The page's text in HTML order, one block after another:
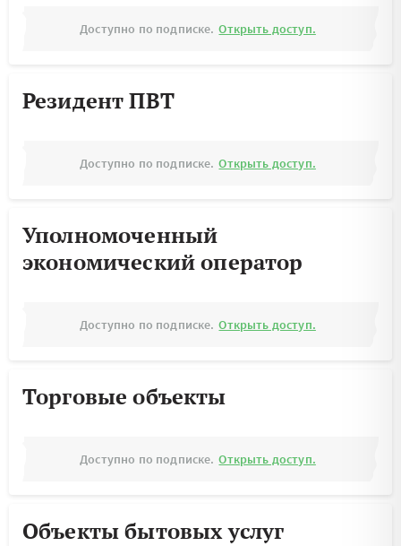
Доступно по подписке. Открыть доступ.
Резидент ПВТ
Доступно по подписке. Открыть доступ.
Уполномоченный
экономический оператор
Доступно по подписке. Открыть доступ.
Торговые объекты
Доступно по подписке. Открыть доступ.
Объекты бытовых услуг